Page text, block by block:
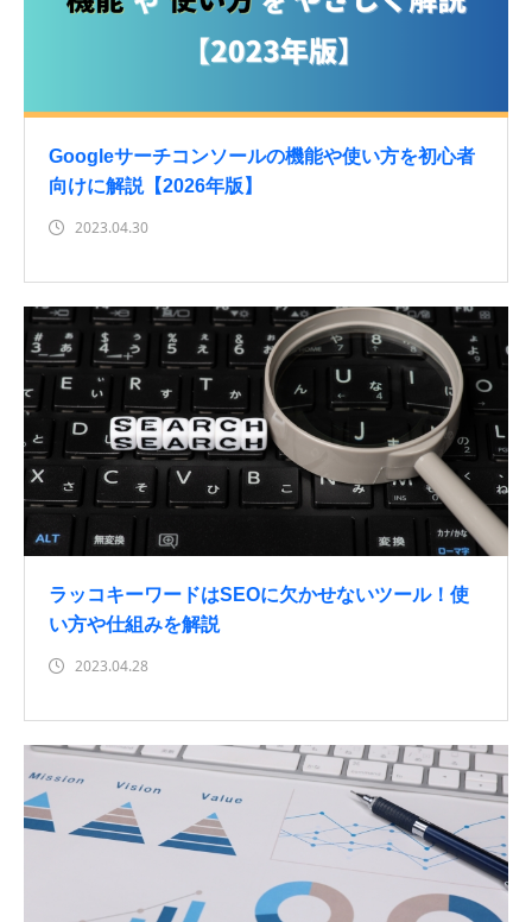
Googleサーチコンソールの機能や使い方を初心者
向けに解説【2026年版】
2023.04.30
ラッコキーワードはSEOに欠かせないツール！使
い方や仕組みを解説
2023.04.28